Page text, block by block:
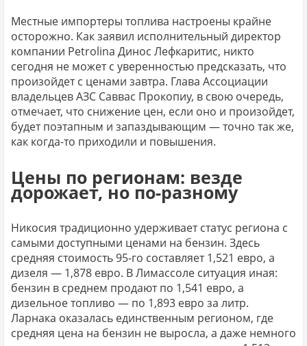
Местные импортеры топлива настроены крайне
осторожно. Как заявил исполнительный директор
компании Petrolina Динос Лефкаритис, никто
сегодня не может с уверенностью предсказать, что
произойдет с ценами завтра. Глава Ассоциации
владельцев АЗС Саввас Прокопиу, в свою очередь,
отмечает, что снижение цен, если оно и произойдет,
будет поэтапным и запаздывающим — точно так же,
как когда-то приходили и повышения.
Цены по регионам: везде
дорожает, но по-разному
Никосия традиционно удерживает статус региона с
самыми доступными ценами на бензин. Здесь
средняя стоимость 95-го составляет 1,521 евро, а
дизеля — 1,878 евро. В Лимассоле ситуация иная:
бензин в среднем продают по 1,541 евро, а
дизельное топливо — по 1,893 евро за литр.
Ларнака оказалась единственным регионом, где
средняя цена на бензин не выросла, а даже немного